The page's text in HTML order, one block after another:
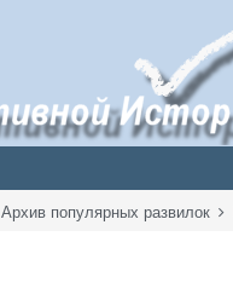
Архив популярных развилок